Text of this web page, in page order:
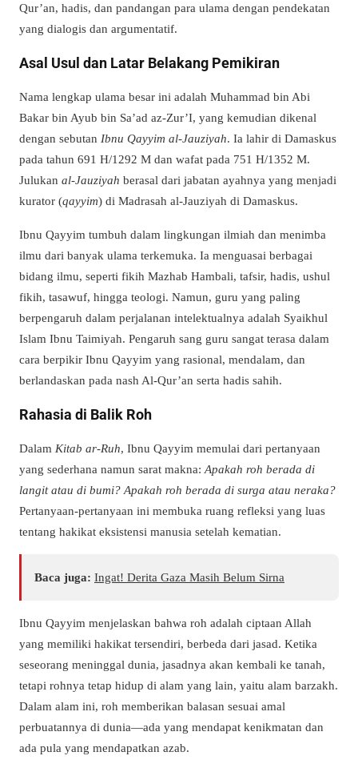
Qur’an, hadis, dan pandangan para ulama dengan pendekatan
yang dialogis dan argumentatif.
Asal Usul dan Latar Belakang Pemikiran
Nama lengkap ulama besar ini adalah Muhammad bin Abi
Bakar bin Ayub bin Sa’ad az-Zur’I, yang kemudian dikenal
dengan sebutan Ibnu Qayyim al-Jauziyah. Ia lahir di Damaskus
pada tahun 691 H/1292 M dan wafat pada 751 H/1352 M.
Julukan al-Jauziyah berasal dari jabatan ayahnya yang menjadi
kurator (qayyim) di Madrasah al-Jauziyah di Damaskus.
Ibnu Qayyim tumbuh dalam lingkungan ilmiah dan menimba
ilmu dari banyak ulama terkemuka. Ia menguasai berbagai
bidang ilmu, seperti fikih Mazhab Hambali, tafsir, hadis, ushul
fikih, tasawuf, hingga teologi. Namun, guru yang paling
berpengaruh dalam perjalanan intelektualnya adalah Syaikhul
Islam Ibnu Taimiyah. Pengaruh sang guru sangat terasa dalam
cara berpikir Ibnu Qayyim yang rasional, mendalam, dan
berlandaskan pada nash Al-Qur’an serta hadis sahih.
Rahasia di Balik Roh
Dalam Kitab ar-Ruh, Ibnu Qayyim memulai dari pertanyaan
yang sederhana namun sarat makna: Apakah roh berada di
langit atau di bumi? Apakah roh berada di surga atau neraka?
Pertanyaan-pertanyaan ini membuka ruang refleksi yang luas
tentang hakikat eksistensi manusia setelah kematian.
Baca juga: Ingat! Derita Gaza Masih Belum Sirna
Ibnu Qayyim menjelaskan bahwa roh adalah ciptaan Allah
yang memiliki hakikat tersendiri, berbeda dari jasad. Ketika
seseorang meninggal dunia, jasadnya akan kembali ke tanah,
tetapi rohnya tetap hidup di alam yang lain, yaitu alam barzakh.
Dalam alam ini, roh memberikan balasan sesuai amal
perbuatannya di dunia—ada yang mendapat kenikmatan dan
ada pula yang mendapatkan azab.